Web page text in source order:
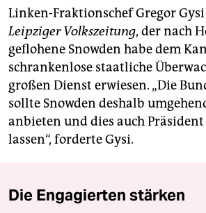
Linken-Fraktionschef Gregor
Leipziger Volkszeitung, der nach
geflohene Snowden habe dem
schrankenlose staatliche
großen Dienst erwiesen. „Die
sollte Snowden deshalb
anbieten und dies auch
lassen“, forderte Gysi.
Die Engagierten stärken